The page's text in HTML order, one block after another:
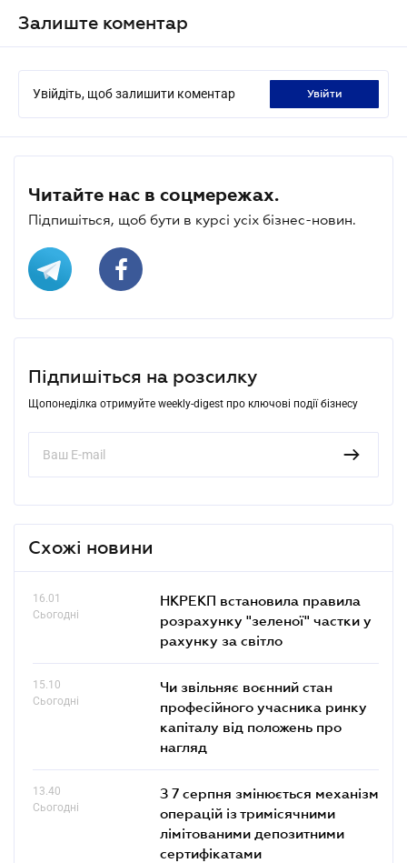
Залиште коментар
Увійдіть, щоб залишити коментар увійти
Читайте нас в соцмережах.
Підпишіться, щоб бути в курсі усіх бізнес-новин.
Підпишіться на розсилку
Щопонеділка отримуйте weekly-digest про ключові події бізнесу
Схожі новини
16.01
Сьогодні
НКРЕКП встановила правила
розрахунку "зеленої" частки у
рахунку за світло
15.10
Сьогодні
Чи звільняє воєнний стан
професійного учасника ринку
капіталу від положень про
нагляд
13.40
Сьогодні
З 7 серпня змінюється механізм
операцій із тримісячними
лімітованими депозитними
сертифікатами